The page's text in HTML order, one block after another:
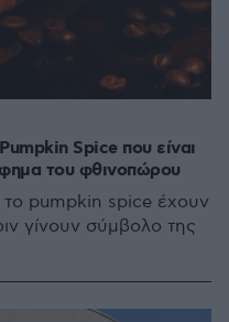
Spice που είναι
του φθινοπώρου
το pumpkin spice έχουν
γίνουν σύμβολο της